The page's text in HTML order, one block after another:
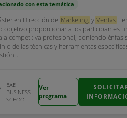
con esta temática
en Dirección de Marketing y Ventas
objetivo proporcionar a los participantes
competitiva profesional, poniendo
de las técnicas y herramientas
EAE
BUSINESS
SCHOOL
Ver
programa